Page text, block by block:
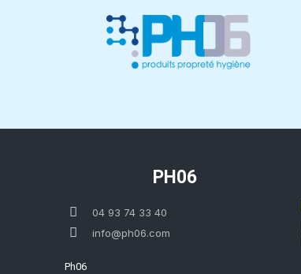
PH06
04 93 74 33 40
info@ph06.com
Ph06